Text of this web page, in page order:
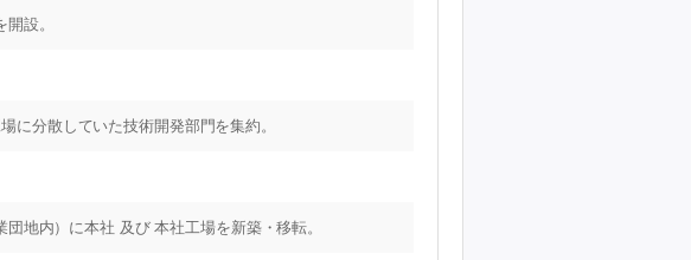
設。
に分散していた技術開発部門を集約。
地内）に本社 及び 本社工場を新築・移転。